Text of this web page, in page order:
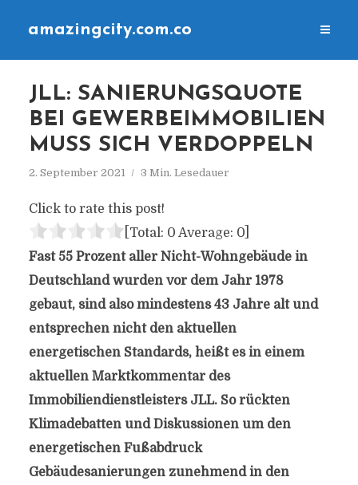
amazingcity.com.co
JLL: SANIERUNGSQUOTE
BEI GEWERBEIMMOBILIEN
MUSS SICH VERDOPPELN
2. September 2021 3 Min. Lesedauer
Click to rate this post!
[Total: 0 Average: 0]
Fast 55 Prozent aller Nicht-Wohngebäude in
Deutschland wurden vor dem Jahr 1978
gebaut, sind also mindestens 43 Jahre alt und
entsprechen nicht den aktuellen
energetischen Standards, heißt es in einem
aktuellen Marktkommentar des
Immobiliendienstleisters JLL. So rückten
Klimadebatten und Diskussionen um den
energetischen Fußabdruck
Gebäudesanierungen zunehmend in den